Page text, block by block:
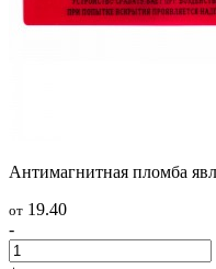
Антимагнитная пломба
от 19.40
-